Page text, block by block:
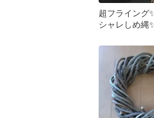
超フライング
シャレしめ縄
イド✨